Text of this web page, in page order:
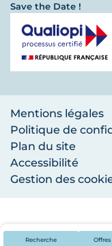
Save the Date !
Mentions légales
Politique de
Plan du site
Accessibilité
Gestion des
Recherche